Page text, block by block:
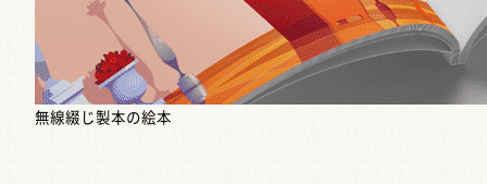
無線綴じ製本の絵本